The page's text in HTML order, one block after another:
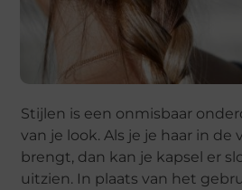
Stijlen is een onmisbaar
van je look. Als je je haar in de
brengt, dan kan je kapsel er
uitzien. In plaats van het